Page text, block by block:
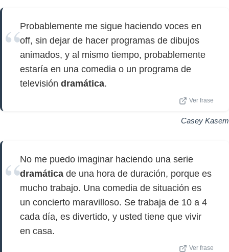
Probablemente me sigue haciendo voces en
off, sin dejar de hacer programas de dibujos
animados, y al mismo tiempo, probablemente
estaría en una comedia o un programa de
televisión dramática.
Ver frase
Casey Kasem
No me puedo imaginar haciendo una serie
dramática de una hora de duración, porque es
mucho trabajo. Una comedia de situación es
un concierto maravilloso. Se trabaja de 10 a 4
cada día, es divertido, y usted tiene que vivir
en casa.
Ver frase